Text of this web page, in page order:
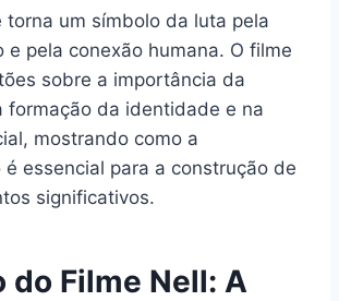
torna um símbolo da luta pela
e pela conexão humana. O filme
sobre a importância da
formação da identidade e na
mostrando como a
é essencial para a construção de
significativos.
do Filme Nell: A